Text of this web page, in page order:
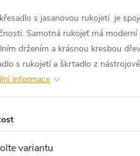
s jasanovou rukojetí je
Samotná rukojeť má moderní
držením a krásnou kresbou
s rukojetí a škrtadlo z
informace